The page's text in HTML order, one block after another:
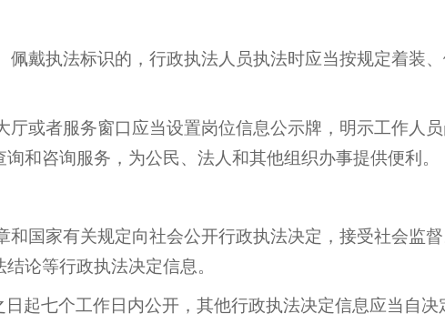
佩戴执法标识的，行政执法人员执法时应当按规定着装
或者服务窗口应当设置岗位信息公示牌，明示工作人
和咨询服务，为公民、法人和其他组织办事提供便利。
国家有关规定向社会公开行政执法决定，接受社会监
论等行政执法决定信息。
起七个工作日内公开，其他行政执法决定信息应当自决